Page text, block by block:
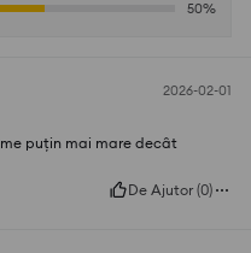
50%
2026-02-01
puțin mai mare decât
De Ajutor (0)